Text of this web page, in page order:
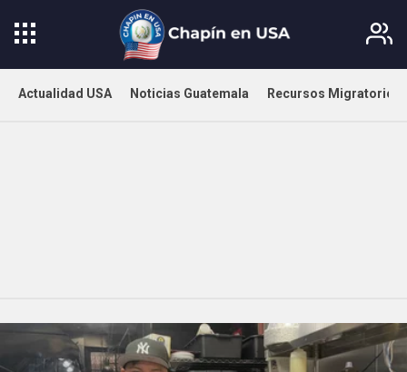
Actualidad USA Noticias Guatemala Recursos Migratorios